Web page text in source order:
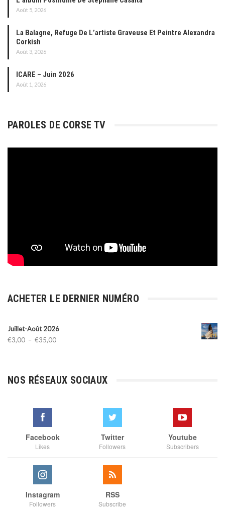
Août 5, 2026
La Balagne, Refuge De L’artiste Graveuse Et Peintre Alexandra
Corkish
Août 3, 2026
ICARE – Juin 2026
Août 1, 2026
PAROLES DE CORSE TV
ACHETER LE DERNIER NUMÉRO
Juillet-Août 2026
€3,00 – €35,00Plage
à
NOS RÉSEAUX SOCIAUX
Facebook
Likes
Twitter
Followers
Youtube
Subscribers
Instagram
Followers
RSS
Subscribe